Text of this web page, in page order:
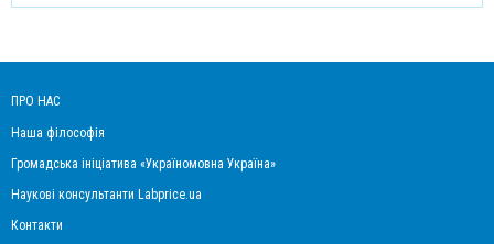
ПРО НАС
Наша філософія
Громадська ініціатива «Україномовна Україна»
Наукові консультанти Labprice.ua
Контакти